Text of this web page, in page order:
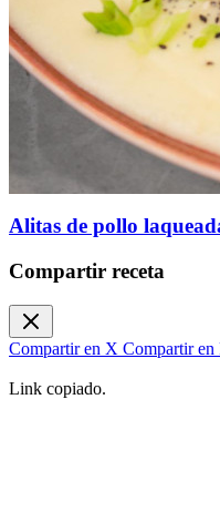
Alitas de pollo
Compartir receta
Compartir en X Compartir en
Link copiado.